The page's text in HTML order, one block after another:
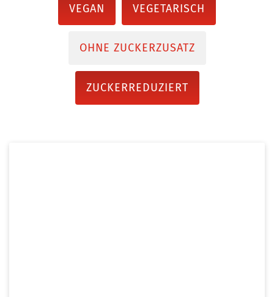
VEGAN VEGETARISCH
OHNE ZUCKERZUSATZ
ZUCKERREDUZIERT